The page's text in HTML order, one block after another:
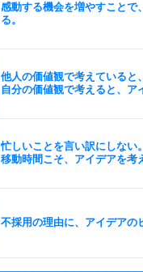
感動する機会を増やすことで
る。
他人の価値観で考えていると
自分の価値観で考えると、ア
忙しいことを言い訳にしない。
移動時間こそ、アイデアを考
不採用の理由に、アイデアの